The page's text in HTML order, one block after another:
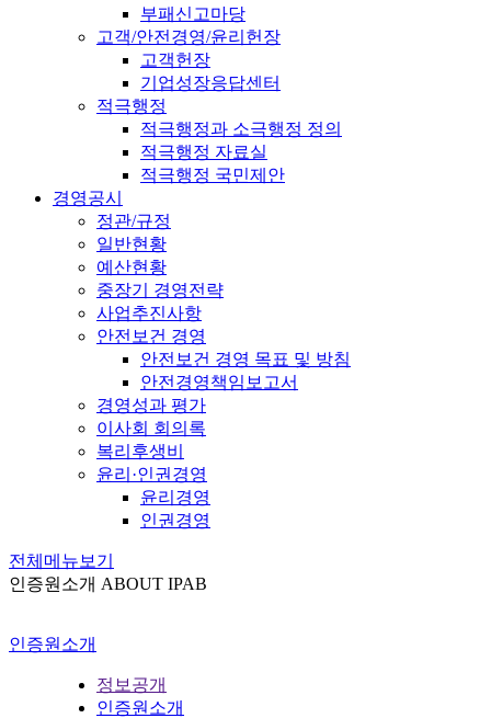
부패신고마당
고객/안전경영/윤리헌장
고객헌장
기업성장응답센터
적극행정
적극행정과 소극행정 정의
적극행정 자료실
적극행정 국민제안
경영공시
정관/규정
일반현황
예산현황
중장기 경영전략
사업추진사항
안전보건 경영
안전보건 경영 목표 및 방침
안전경영책임보고서
경영성과 평가
이사회 회의록
복리후생비
윤리·인권경영
윤리경영
인권경영
전체메뉴보기
인증원소개 ABOUT IPAB
인증원소개
정보공개
인증원소개